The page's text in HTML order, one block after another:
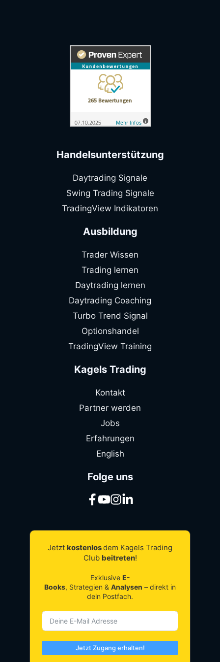
Handelsunterstützung
Daytrading Signale
Swing Trading Signale
TradingView Indikatoren
Ausbildung
Trader Wissen
Trading lernen
Daytrading lernen
Daytrading Coaching
Turbo Trend Signal
Optionshandel
TradingView Training
Kagels Trading
Kontakt
Partner werden
Jobs
Erfahrungen
English
Folge uns
Jetzt kostenlosdem Kagels Trading
Club beitreten!
Exklusive E-
Books, Strategien & Analysen – direkt in
dein Postfach.
Jetzt Zugang erhalten!